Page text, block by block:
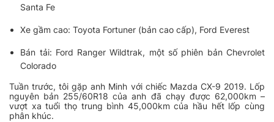
Santa Fe
Xe gầm cao: Toyota Fortuner (bản cao cấp), Ford Everest
Bán tải: Ford Ranger Wildtrak, một số phiên bản Chevrolet
Colorado
Tuần trước, tôi gặp anh Minh với chiếc Mazda CX-9 2019. Lốp
nguyên bản 255/60R18 của anh đã chạy được 62,000km –
vượt xa tuổi thọ trung bình 45,000km của hầu hết lốp cùng
phân khúc.